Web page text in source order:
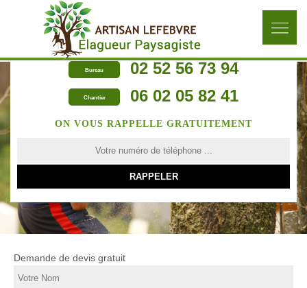
Bureau 02 52 56 73 94
Chantier 06 02 05 82 41
ON VOUS RAPPELLE GRATUITEMENT
Demande de devis gratuit